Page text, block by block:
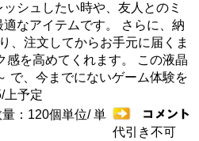
シュしたい時や、友人とのミ
なアイテムです。 さらに、納
、注文してからお手元に届くま
感を高めてくれます。 この液晶
で、今までにないゲーム体験を
上予定
量：120個単位/ 単
代引き不可